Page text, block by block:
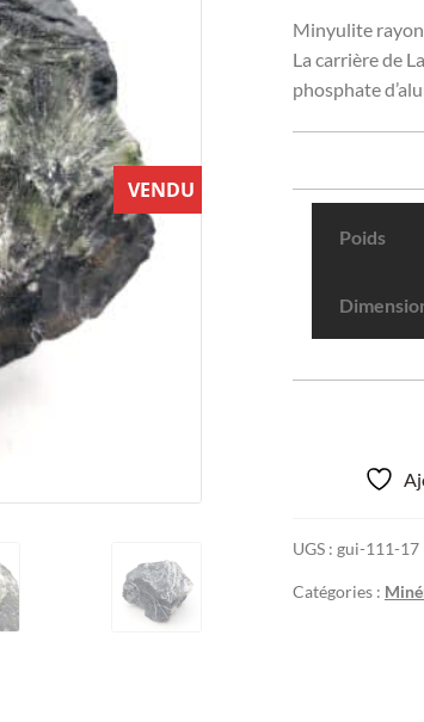
VENDU
Minyulite
La carrière de
phosphate
Poids
UGS : gui-111-17
Catégories :